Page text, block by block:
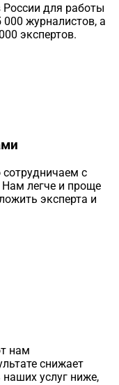
для работы
журналистов, а
экспертов.
с
легче и проще
эксперта и
нам
снижает
услуг ниже,